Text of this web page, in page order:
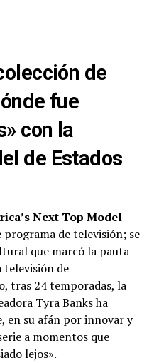
de
fue
con la
de Estados
Next Top Model
de televisión; se
que marcó la pauta
televisión de
tras 24 temporadas, la
Tyra Banks ha
en su afán por innovar y
a momentos que
lejos».